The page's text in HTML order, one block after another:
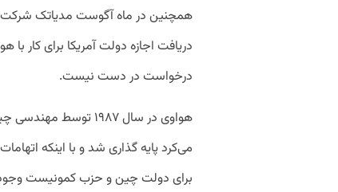
همچنین در ماه آگوست مدیاتک شرکت
دریافت اجازه دولت آمریکا برای کار
درخواست در دست نیست.
هواوی در سال ۱۹۸۷
می‌کرد پایه گذاری شد و با اینکه
برای دولت چین و حزب کمونیست وجود